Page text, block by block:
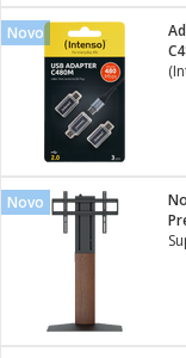
aparati
mesa
program
i oprema
Novo
Novo